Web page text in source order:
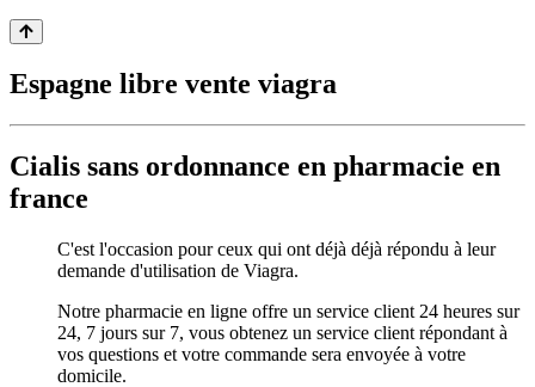
Espagne libre vente viagra
Cialis sans ordonnance en pharmacie en
france
C'est l'occasion pour ceux qui ont déjà déjà répondu à leur
demande d'utilisation de Viagra.
Notre pharmacie en ligne offre un service client 24 heures sur
24, 7 jours sur 7, vous obtenez un service client répondant à
vos questions et votre commande sera envoyée à votre
domicile.